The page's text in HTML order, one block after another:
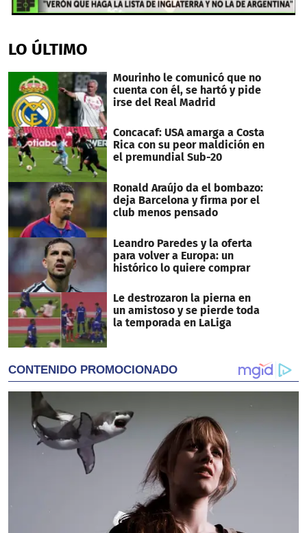
of
1
34
seconds
LO ÚLTIMO
Mourinho le comunicó que no
cuenta con él, se hartó y pide
irse del Real Madrid
Concacaf: USA amarga a Costa
Rica con su peor maldición en
el premundial Sub-20
Ronald Araújo da el bombazo:
deja Barcelona y firma por el
club menos pensado
Leandro Paredes y la oferta
para volver a Europa: un
histórico lo quiere comprar
Le destrozaron la pierna en
un amistoso y se pierde toda
la temporada en LaLiga